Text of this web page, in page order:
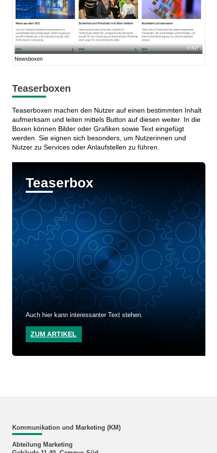
KIT
Newsboxen
Teaserboxen
Teaserboxen machen den Nutzer auf einen bestimmten Inhalt
aufmerksam und leiten mittels Button auf diesen weiter. In die
Boxen können Bilder oder Grafiken sowie Text eingefügt
werden. Sie eignen sich besonders, um Nutzerinnen und
Nutzer zu Services oder Anlaufstellen zu führen.
Teaserbox
Auch hier kann interessanter Text stehen.
ZUM ARTIKEL
Kommunikation und Marketing (KM)
Abteilung Marketing